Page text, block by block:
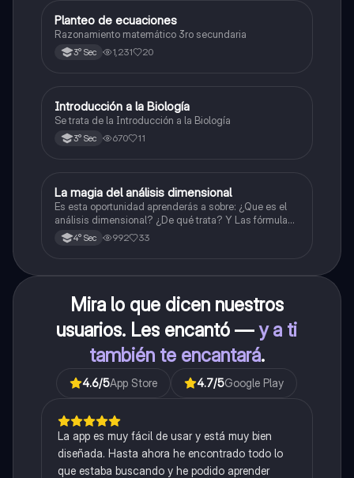
Matemáticas
Planteo de ecuaciones
Razonamiento matemático 3ro secundaria
3° Sec 1,231 20
Biología
Introducción a la Biología
Se trata de la Introducción a la Biología
3° Sec 670 11
Física
La magia del análisis dimensional
Es esta oportunidad aprenderás a sobre: ¿Que es el
análisis dimensional? ¿De qué trata? Y Las fórmulas
de las magnitudes fundamentales y derivadas.
4° Sec 992 33
Mira lo que dicen nuestros
usuarios. Les encantó —y a ti
también te encantará.
4.6/5App Store 4.7/5Google Play
La app es muy fácil de usar y está muy bien
diseñada. Hasta ahora he encontrado todo lo
que estaba buscando y he podido aprender